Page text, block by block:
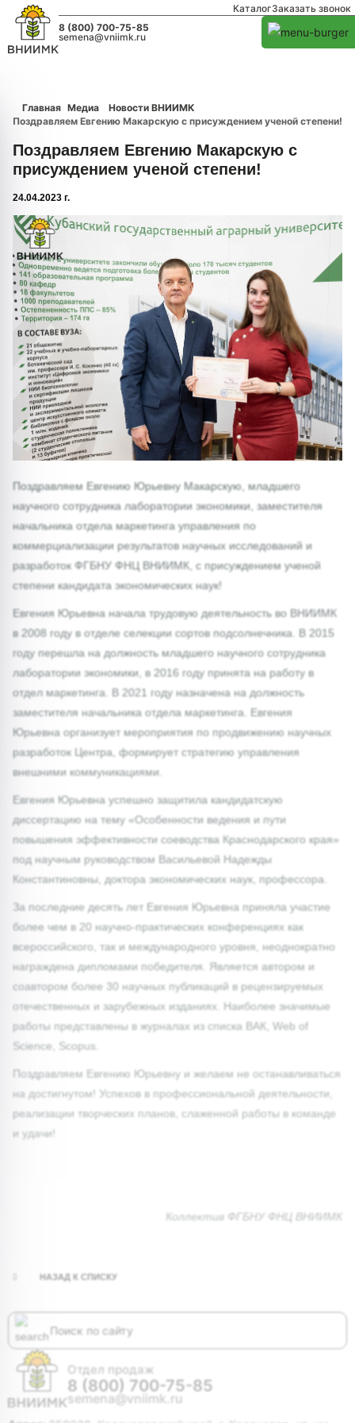
КаталогЗаказать звонок
8 (800) 700-75-85
semena@vniimk.ru
Главная Медиа
Новости ВНИИМК
Поздравляем Евгению Макарскую с присуждением ученой степени!
Поздравляем Евгению Макарскую с
присуждением ученой степени!
24.04.2023 г.
1/0
Поздравляем Евгению Юрьевну Макарскую, младшего
научного сотрудника лаборатории экономики, заместителя
начальника отдела маркетинга управления по
коммерциализации результатов научных исследований и
разработок ФГБНУ ФНЦ ВНИИМК, с присуждением ученой
степени кандидата экономических наук!
Евгения Юрьевна начала трудовую деятельность во ВНИИМК
в 2008 году в отделе селекции сортов подсолнечника. В 2015
году перешла на должность младшего научного сотрудника
лаборатории экономики, в 2016 году ­принята на работу в
отдел маркетинга. В 2021 году назначена на должность
заместителя начальника отдела маркетинга. Евгения
Юрьевна организует мероприятия по продвижению научных
разработок Центра, формирует стратегию управления
внешними коммуникациями.
Евгения Юрьевна успешно защитила кандидатскую
диссертацию на тему «Особенности ведения и пути
повышения эффективности соеводства Краснодарского края»
под научным руководством Васильевой Надежды
Константиновны, доктора экономических наук, профессора.
За последние десять лет Евгения Юрьевна приняла участие
более чем в 20 научно-практических конференциях как
всероссийского, так и международного уровня, неоднократно
награждена дипломами победителя. Является автором и
соавтором более 30 научных публикаций в рецензируемых
отечественных и зарубежных изданиях. Наиболее значимые
работы представлены в журналах из списка ВАК, Web of
Science, Scopus.
Поздравляем Евгению Юрьевну и желаем не останавливаться
на достигнутом! Успехов в профессиональной деятельности,
реализации творческих планов, слаженной работы в команде
и удачи!
Коллектив ФГБНУ ФНЦ ВНИИМК
НАЗАД К СПИСКУ
Отдел продаж
8 (800) 700-75-85
semena@vniimk.ru